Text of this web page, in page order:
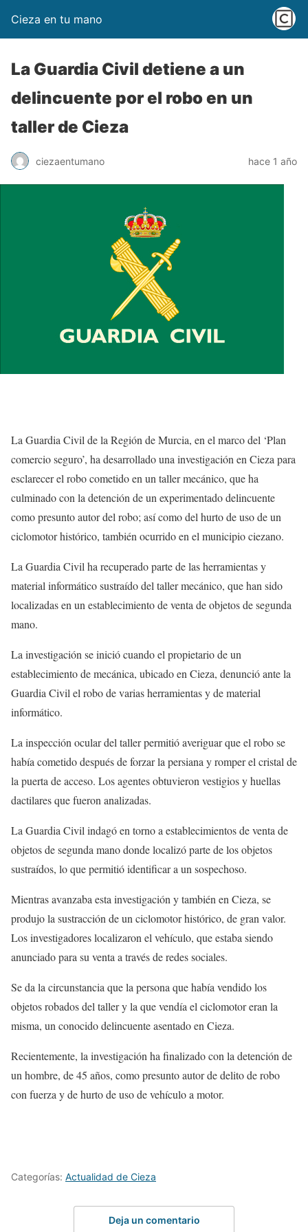
Cieza en tu mano
La Guardia Civil detiene a un
delincuente por el robo en un
taller de Cieza
ciezaentumano hace 1 año
La Guardia Civil de la Región de Murcia, en el marco del ‘Plan
comercio seguro’, ha desarrollado una investigación en Cieza para
esclarecer el robo cometido en un taller mecánico, que ha
culminado con la detención de un experimentado delincuente
como presunto autor del robo; así como del hurto de uso de un
ciclomotor histórico, también ocurrido en el municipio ciezano.
La Guardia Civil ha recuperado parte de las herramientas y
material informático sustraído del taller mecánico, que han sido
localizadas en un establecimiento de venta de objetos de segunda
mano.
La investigación se inició cuando el propietario de un
establecimiento de mecánica, ubicado en Cieza, denunció ante la
Guardia Civil el robo de varias herramientas y de material
informático.
La inspección ocular del taller permitió averiguar que el robo se
había cometido después de forzar la persiana y romper el cristal de
la puerta de acceso. Los agentes obtuvieron vestigios y huellas
dactilares que fueron analizadas.
La Guardia Civil indagó en torno a establecimientos de venta de
objetos de segunda mano donde localizó parte de los objetos
sustraídos, lo que permitió identificar a un sospechoso.
Mientras avanzaba esta investigación y también en Cieza, se
produjo la sustracción de un ciclomotor histórico, de gran valor.
Los investigadores localizaron el vehículo, que estaba siendo
anunciado para su venta a través de redes sociales.
Se da la circunstancia que la persona que había vendido los
objetos robados del taller y la que vendía el ciclomotor eran la
misma, un conocido delincuente asentado en Cieza.
Recientemente, la investigación ha finalizado con la detención de
un hombre, de 45 años, como presunto autor de delito de robo
con fuerza y de hurto de uso de vehículo a motor.
Categorías: Actualidad de Cieza
Deja un comentario